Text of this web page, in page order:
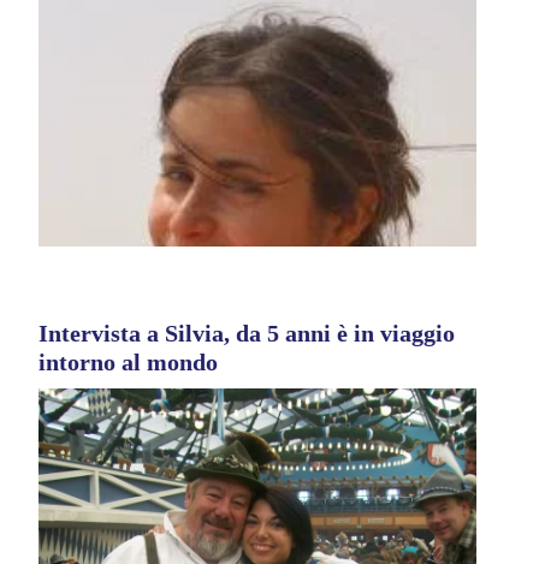
Intervista a Silvia, da 5 anni è in viaggio
intorno al mondo